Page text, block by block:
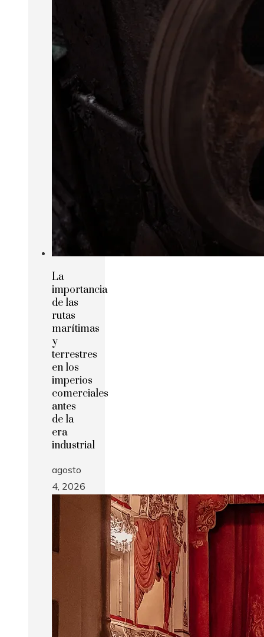
La
importancia
de las
rutas
marítimas
y
terrestres
en los
imperios
comerciales
antes
de la
era
industrial
agosto
4, 2026